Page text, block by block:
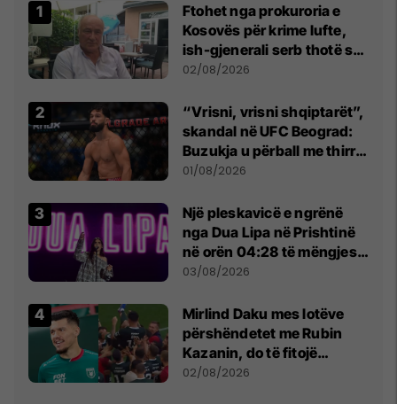
Ftohet nga prokuroria e
Kosovës për krime lufte,
ish-gjenerali serb thotë se
dikush e tradhtoi në
02/08/2026
“Vrisni, vrisni shqiptarët”,
skandal në UFC Beograd:
Buzukja u përball me thirrje
anti-shqiptare nga
01/08/2026
Një pleskavicë e ngrënë
nga Dua Lipa në Prishtinë
në orën 04:28 të mëngjesit
- dhe bota digjitale serbe
03/08/2026
Mirlind Daku mes lotëve
përshëndetet me Rubin
Kazanin, do të fitojë
miliona te Spartak Moska
02/08/2026